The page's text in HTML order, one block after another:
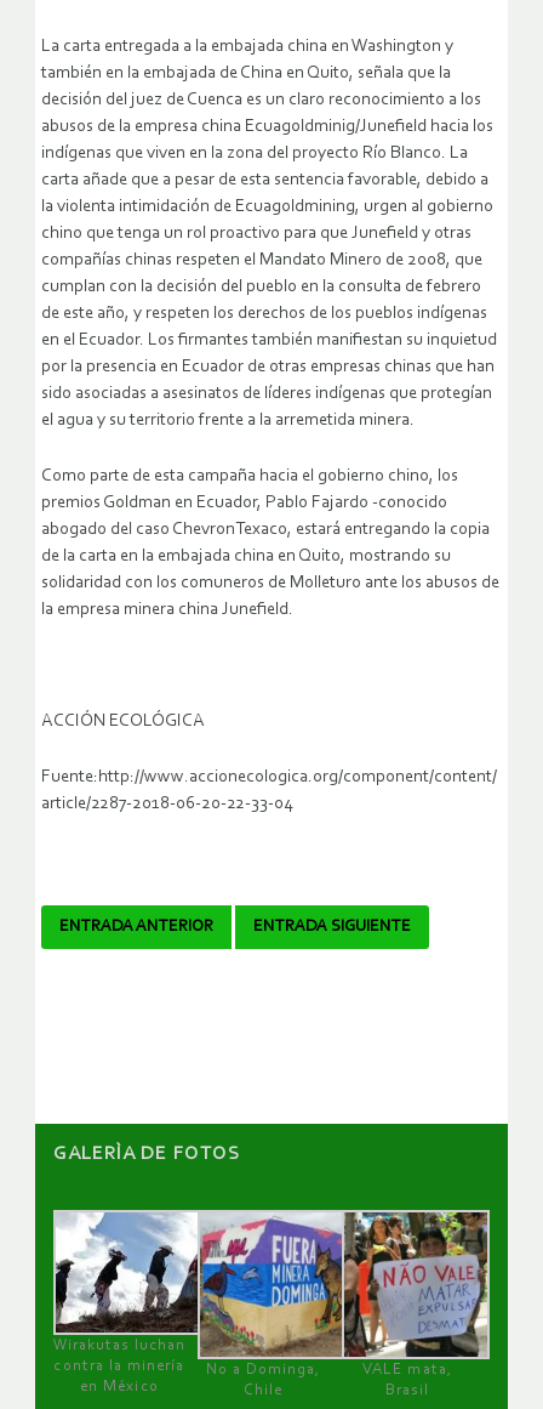
La carta entregada a la embajada china en Washington y
también en la embajada de China en Quito, señala que la
decisión del juez de Cuenca es un claro reconocimiento a los
abusos de la empresa china Ecuagoldminig/Junefield hacia los
indígenas que viven en la zona del proyecto Río Blanco. La
carta añade que a pesar de esta sentencia favorable, debido a
la violenta intimidación de Ecuagoldmining, urgen al gobierno
chino que tenga un rol proactivo para que Junefield y otras
compañías chinas respeten el Mandato Minero de 2008, que
cumplan con la decisión del pueblo en la consulta de febrero
de este año, y respeten los derechos de los pueblos indígenas
en el Ecuador. Los firmantes también manifiestan su inquietud
por la presencia en Ecuador de otras empresas chinas que han
sido asociadas a asesinatos de líderes indígenas que protegían
el agua y su territorio frente a la arremetida minera.
Como parte de esta campaña hacia el gobierno chino, los
premios Goldman en Ecuador, Pablo Fajardo -conocido
abogado del caso ChevronTexaco, estará entregando la copia
de la carta en la embajada china en Quito, mostrando su
solidaridad con los comuneros de Molleturo ante los abusos de
la empresa minera china Junefield.
ACCIÓN ECOLÓGICA
Fuente:http://www.accionecologica.org/component/content/
article/2287-2018-06-20-22-33-04
Navegador
ENTRADA ANTERIOR ENTRADA SIGUIENTE
GALERÌA DE FOTOS
Wirakutas luchan
contra la minería
en México
No a Dominga,
Chile
VALE mata,
Brasil